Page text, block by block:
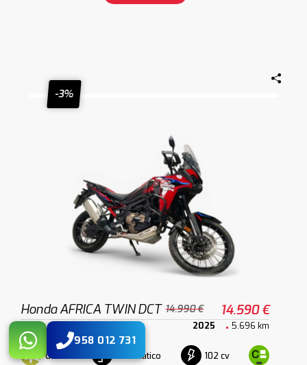
-3%
Honda AFRICA TWIN DCT 14.990 € 14.590 €
2025 5.696 km
Gasolina Automático 102 cv
958 012 731